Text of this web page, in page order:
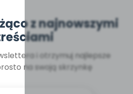
z najnowszymi
i otrzymuj najlepsze
na swoją skrzynkę